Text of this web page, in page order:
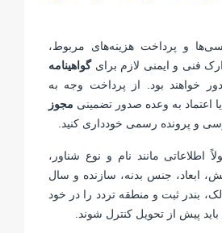
و پرداخت هزینه‌های مربوط،
فنی و ایمنی لازم برایگواهینامه
خواهند بود. از پرداخت وجه به
اعتماد به وعده صدور تضمینی مجوز
و پرونده رسمی خودداری کنید.
اطلاعاتی مانند نام و نوع شناور،
ابعاد، جنس بدنه، سازنده و سال
بندر ثبت و منطقه تردد را در خود
باید پیش از تحویل کنترل شوند.